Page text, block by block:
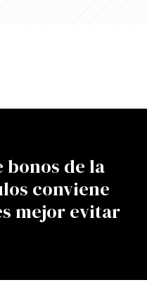
bonos de la
conviene
mejor evitar